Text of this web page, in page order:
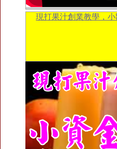
現打果汁創業教學，